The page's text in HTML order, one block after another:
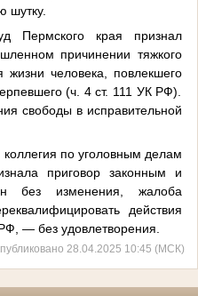
шутку.
Пермского края признал
причинении тяжкого
жизни человека, повлекшего
(ч. 4 ст. 111 УК РФ).
свободы в исправительной
по уголовным делам
приговор законным и
без изменения, жалоба
действия
— без удовлетворения.
28.04.2025 10:45 (МСК)